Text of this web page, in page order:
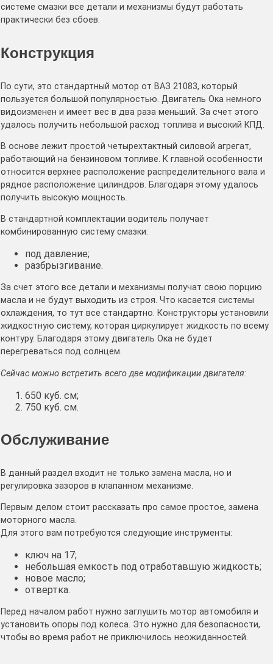
системе смазки все детали и механизмы будут работать
практически без сбоев.
Конструкция
По сути, это стандартный мотор от ВАЗ 21083, который
пользуется большой популярностью. Двигатель Ока немного
видоизменен и имеет вес в два раза меньший. За счет этого
удалось получить небольшой расход топлива и высокий КПД.
В основе лежит простой четырехтактный силовой агрегат,
работающий на бензиновом топливе. К главной особенности
относится верхнее расположение распределительного вала и
рядное расположение цилиндров. Благодаря этому удалось
получить высокую мощность.
В стандартной комплектации водитель получает
комбинированную систему смазки:
под давление;
разбрызгивание.
За счет этого все детали и механизмы получат свою порцию
масла и не будут выходить из строя. Что касается системы
охлаждения, то тут все стандартно. Конструкторы установили
жидкостную систему, которая циркулирует жидкость по всему
контуру. Благодаря этому двигатель Ока не будет
перегреваться под солнцем.
Сейчас можно встретить всего две модификации двигателя:
650 куб. см;
750 куб. см.
Обслуживание
В данный раздел входит не только замена масла, но и
регулировка зазоров в клапанном механизме.
Первым делом стоит рассказать про самое простое, замена
моторного масла.
Для этого вам потребуются следующие инструменты:
ключ на 17;
небольшая емкость под отработавшую жидкость;
новое масло;
отвертка.
Перед началом работ нужно заглушить мотор автомобиля и
установить опоры под колеса. Это нужно для безопасности,
чтобы во время работ не приключилось неожиданностей.